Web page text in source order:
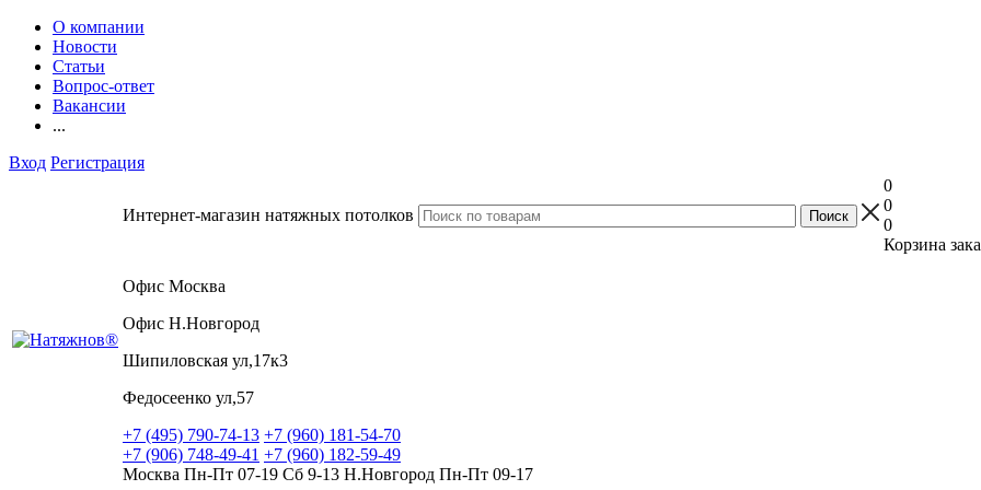
О компании
Новости
Статьи
Вопрос-ответ
Вакансии
...
Вход Регистрация
Интернет-магазин натяжных потолков
0
0
0
Корзина
Офис Москва
Офис Н.Новгород
Шипиловская ул,17к3
Федосеенко ул,57
+7 (495) 790-74-13 +7 (960) 181-54-70
+7 (906) 748-49-41 +7 (960) 182-59-49
Москва Пн-Пт 07-19 Сб 9-13 Н.Новгород Пн-Пт 09-17